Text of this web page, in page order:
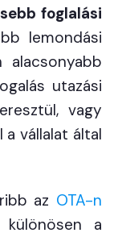
foglalási
lemondási
utazási
vagy
vállalat által
az OTA-n
a